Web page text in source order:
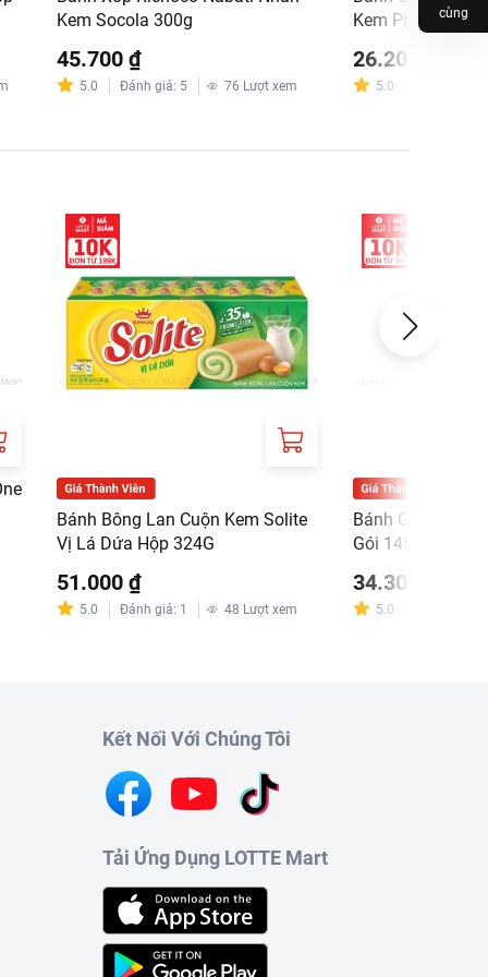
Kem Socola 300g
45.700 ₫
5.0 Đánh giá: 5 76 Lượt xem
Kem Phô Mai
26.200 ₫
5.0
Bánh Bông Lan Cuộn Kem Solite
Vị Lá Dứa Hộp 324G
51.000 ₫
5.0 Đánh giá: 1 48 Lượt xem
Bánh Gạo
Gói 145.6G
34.300 ₫
5.0
Kết Nối Với Chúng Tôi
Tải Ứng Dụng LOTTE Mart
cùng